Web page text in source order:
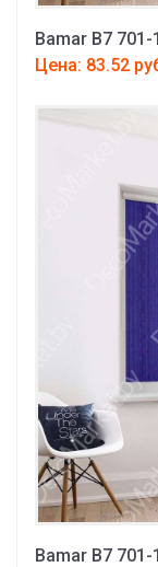
Bamar B7 701-
Цена: 83.52
Bamar B7 701-